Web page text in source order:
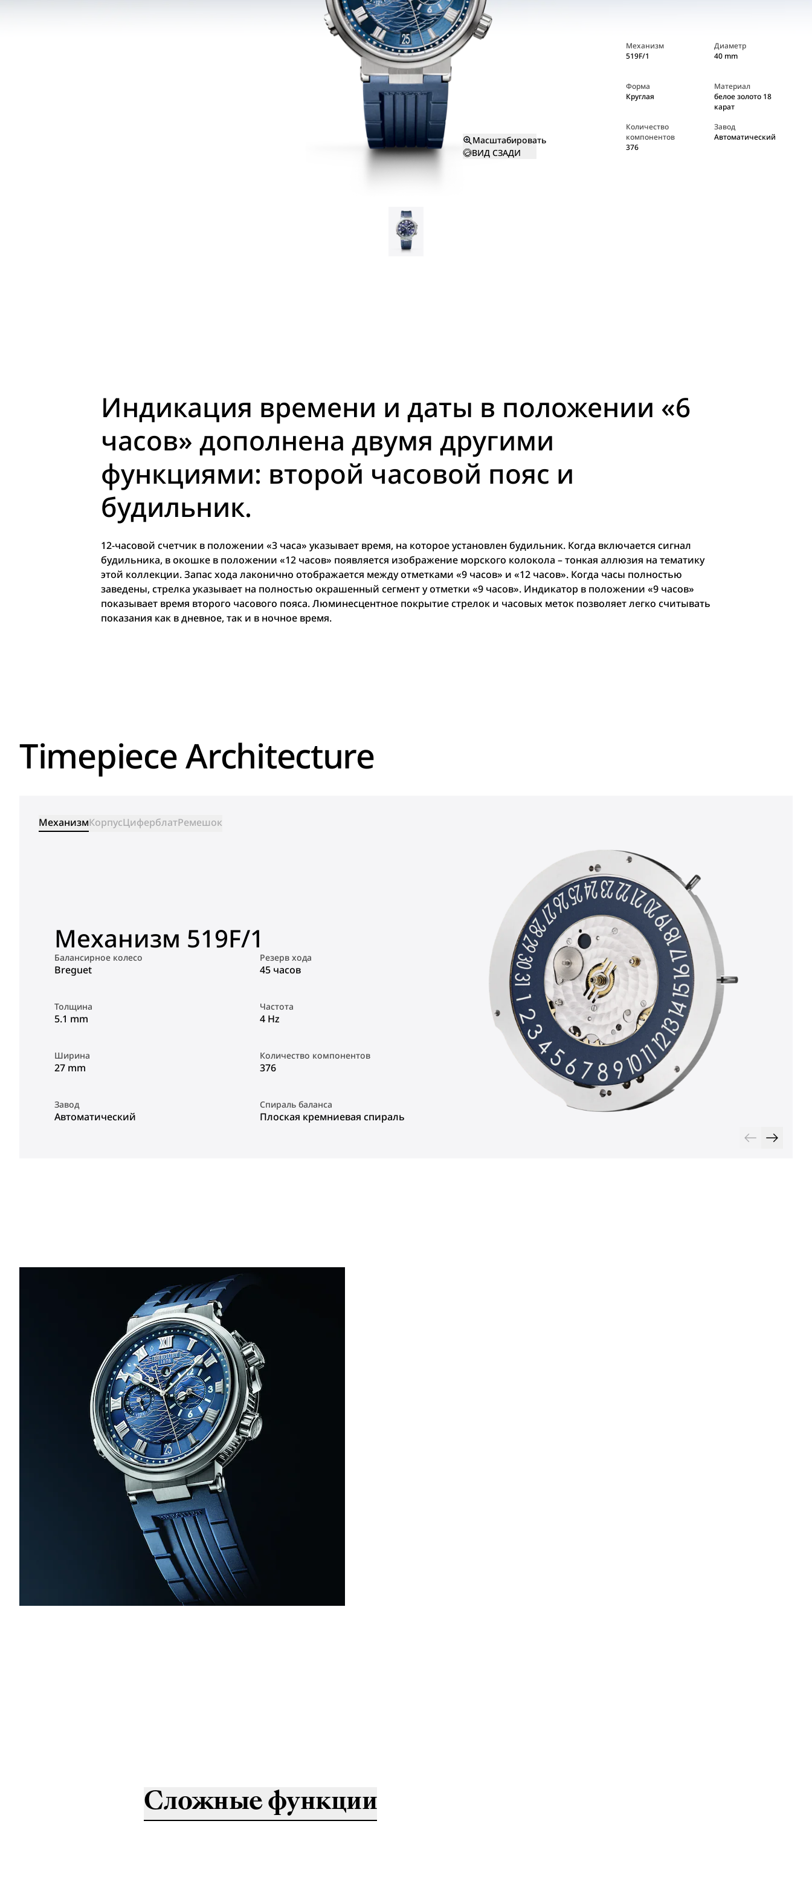
Масштабировать
ВИД СЗАДИ
Механизм
519F/1
Диаметр
40 mm
Форма
Круглая
Материал
белое золото 18
карат
Количество
компонентов
376
Завод
Автоматический
Индикация времени и даты в положении «6
часов» дополнена двумя другими
функциями: второй часовой пояс и
будильник.
12-часовой счетчик в положении «3 часа» указывает время, на которое установлен будильник. Когда включается сигнал
будильника, в окошке в положении «12 часов» появляется изображение морского колокола – тонкая аллюзия на тематику
этой коллекции. Запас хода лаконично отображается между отметками «9 часов» и «12 часов». Когда часы полностью
заведены, стрелка указывает на полностью окрашенный сегмент у отметки «9 часов». Индикатор в положении «9 часов»
показывает время второго часового пояса. Люминесцентное покрытие стрелок и часовых меток позволяет легко считывать
показания как в дневное, так и в ночное время.
Timepiece Architecture
МеханизмКорпусЦиферблатРемешок
Механизм 519F/1
Балансирное колесо
Breguet
Резерв хода
45 часов
Толщина
5.1 mm
Частота
4 Hz
Ширина
27 mm
Количество компонентов
376
Завод
Автоматический
Спираль баланса
Плоская кремниевая спираль
Сложные функции